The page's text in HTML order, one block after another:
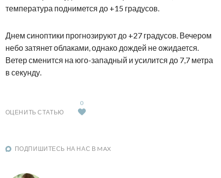
температура поднимется до +15 градусов.
Днем синоптики прогнозируют до +27 градусов. Вечером
небо затянет облаками, однако дождей не ожидается.
Ветер сменится на юго-западный и усилится до 7,7 метра
в секунду.
ОЦЕНИТЬ СТАТЬЮ
0
ПОДПИШИТЕСЬ НА НАС В MAX